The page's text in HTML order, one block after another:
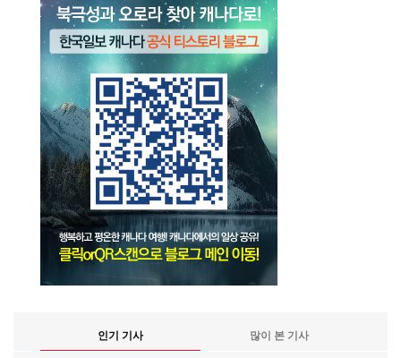
인기 기사 많이 본 기사